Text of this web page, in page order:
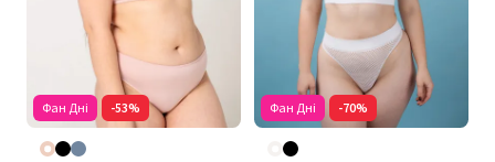
Фан Дні -53% Фан Дні -70%